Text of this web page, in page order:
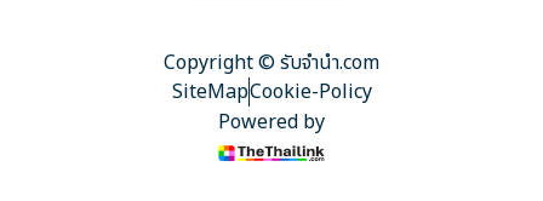
Copyright © รับจํานํา.com
SiteMapCookie-Policy
Powered by